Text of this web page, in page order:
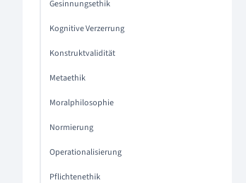
Gesinnungsethik
Kognitive Verzerrung
Konstruktvalidität
Metaethik
Moralphilosophie
Normierung
Operationalisierung
Pflichtenethik